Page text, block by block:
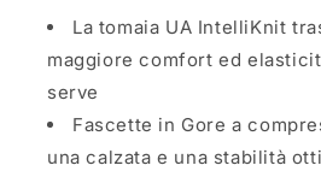
La tomaia UA IntelliKnit
maggiore comfort ed
serve
Fascette in Gore a
una calzata e una stabilità